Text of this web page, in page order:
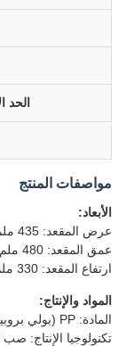
الحد
مواصفات المنتج
الأبعاد:
عرض المقعد: 435 ملم
عمق المقعد: 480 ملم
ارتفاع المقعد: 330 ملم
المواد والإنتاج:
المادة: PP (بولي بروبيلين)
تكنولوجيا الإنتاج: صب